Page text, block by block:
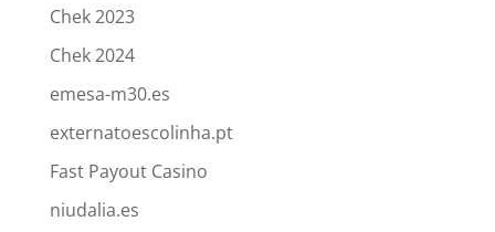
Chek 2023
Chek 2024
emesa-m30.es
externatoescolinha.pt
Fast Payout Casino
niudalia.es